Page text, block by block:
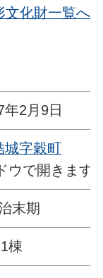
文化財一覧へ
2月9日
城字穀町
ウで開きます
末期
1棟